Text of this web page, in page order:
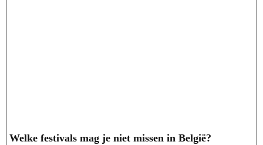
Welke festivals mag je niet missen in België?